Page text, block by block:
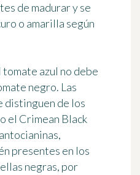
de madurar y se
o amarilla según
tomate azul no debe
negro. Las
distinguen de los
el Crimean Black
,
presentes en los
negras, por